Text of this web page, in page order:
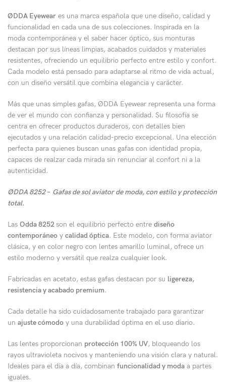
ØDDA Eyewear es una marca española que une diseño, calidad y
funcionalidad en cada una de sus colecciones. Inspirada en la
moda contemporánea y el saber hacer óptico, sus monturas
destacan por sus líneas limpias, acabados cuidados y materiales
resistentes, ofreciendo un equilibrio perfecto entre estilo y confort.
Cada modelo está pensado para adaptarse al ritmo de vida actual,
con un diseño versátil que combina elegancia y carácter.
Más que unas simples gafas, ØDDA Eyewear representa una forma
de ver el mundo con confianza y personalidad. Su filosofía se
centra en ofrecer productos duraderos, con detalles bien
ejecutados y una relación calidad-precio excepcional. Una elección
perfecta para quienes buscan unas gafas con identidad propia,
capaces de realzar cada mirada sin renunciar al confort ni a la
autenticidad.
ØDDA 8252– Gafas de sol aviator de moda, con estilo y protección
total.
Las Odda 8252son el equilibrio perfecto entre diseño
contemporáneo y calidad óptica. Este modelo, con forma aviator
clásica, y en color negro con lentes amarillo luminal, ofrece un
estilo moderno y versátil que realza cualquier look.
Fabricadas en acetato, estas gafas destacan por su ligereza,
resistencia y acabado premium.
Cada detalle ha sido cuidadosamente trabajado para garantizar
un ajuste cómodo y una durabilidad óptima en el uso diario.
Las lentes proporcionan protección 100% UV, bloqueando los
rayos ultravioleta nocivos y manteniendo una visión clara y natural.
Ideales para el día a día, combinan funcionalidad y moda a partes
iguales.